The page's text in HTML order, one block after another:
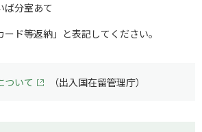
ば分室あて
ド等返納」と表記してください。
ついて （出入国在留管理庁）